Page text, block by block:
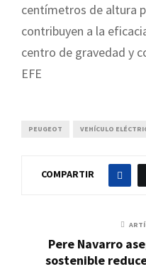
centímetros de altura
contribuyen a la
centro de gravedad y
EFE
PEUGEOT VEHÍCULO
COMPARTIR
Pere Navarro
sostenible